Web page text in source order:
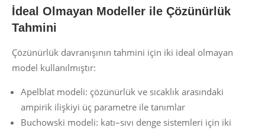
İdeal Olmayan Modeller ile Çözünürlük
Tahmini
Çözünürlük davranışının tahmini için iki ideal olmayan
model kullanılmıştır:
Apelblat modeli: çözünürlük ve sıcaklık arasındaki
ampirik ilişkiyi üç parametre ile tanımlar
Buchowski modeli: katı–sıvı denge sistemleri için iki